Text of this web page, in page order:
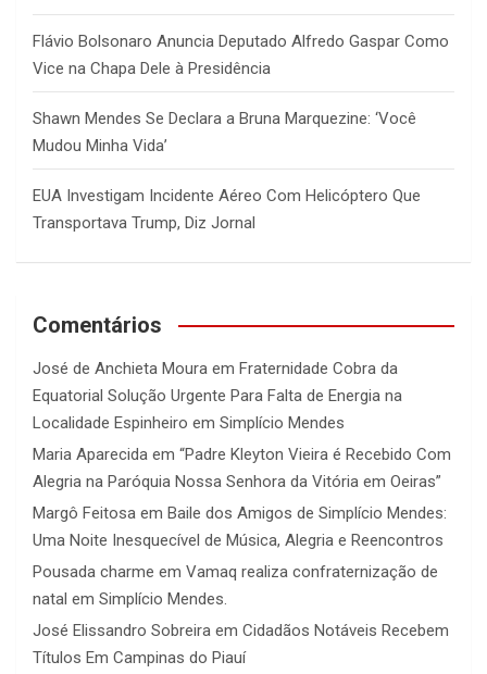
Flávio Bolsonaro Anuncia Deputado Alfredo Gaspar Como
Vice na Chapa Dele à Presidência
Shawn Mendes Se Declara a Bruna Marquezine: ‘Você
Mudou Minha Vida’
EUA Investigam Incidente Aéreo Com Helicóptero Que
Transportava Trump, Diz Jornal
Comentários
José de Anchieta Moura em Fraternidade Cobra da
Equatorial Solução Urgente Para Falta de Energia na
Localidade Espinheiro em Simplício Mendes
Maria Aparecida em “Padre Kleyton Vieira é Recebido Com
Alegria na Paróquia Nossa Senhora da Vitória em Oeiras”
Margô Feitosa em Baile dos Amigos de Simplício Mendes:
Uma Noite Inesquecível de Música, Alegria e Reencontros
Pousada charme em Vamaq realiza confraternização de
natal em Simplício Mendes.
José Elissandro Sobreira em Cidadãos Notáveis Recebem
Títulos Em Campinas do Piauí